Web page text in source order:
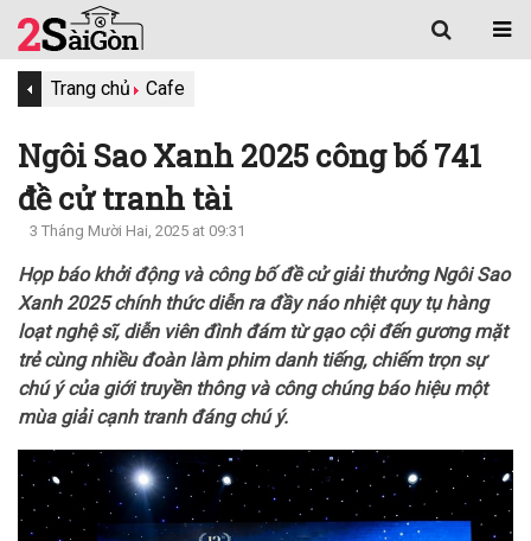
Trang chủ Cafe
Ngôi Sao Xanh 2025 công bố 741
đề cử tranh tài
3 Tháng Mười Hai, 2025 at 09:31
Họp báo khởi động và công bố đề cử giải thưởng Ngôi Sao
Xanh 2025 chính thức diễn ra đầy náo nhiệt quy tụ hàng
loạt nghệ sĩ, diễn viên đình đám từ gạo cội đến gương mặt
trẻ cùng nhiều đoàn làm phim danh tiếng, chiếm trọn sự
chú ý của giới truyền thông và công chúng báo hiệu một
mùa giải cạnh tranh đáng chú ý.